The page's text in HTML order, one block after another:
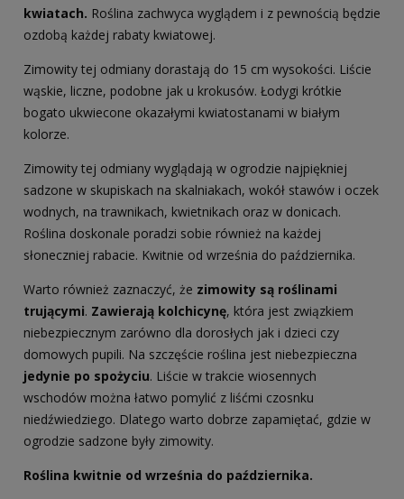
kwiatach. Roślina zachwyca wyglądem i z pewnością będzie
ozdobą każdej rabaty kwiatowej.
Zimowity tej odmiany dorastają do 15 cm wysokości. Liście
wąskie, liczne, podobne jak u krokusów. Łodygi krótkie
bogato ukwiecone okazałymi kwiatostanami w białym
kolorze.
Zimowity tej odmiany wyglądają w ogrodzie najpiękniej
sadzone w skupiskach na skalniakach, wokół stawów i oczek
wodnych, na trawnikach, kwietnikach oraz w donicach.
Roślina doskonale poradzi sobie również na każdej
słoneczniej rabacie. Kwitnie od września do października.
Warto również zaznaczyć, że zimowity są roślinami
trującymi. Zawierają kolchicynę, która jest związkiem
niebezpiecznym zarówno dla dorosłych jak i dzieci czy
domowych pupili. Na szczęście roślina jest niebezpieczna
jedynie po spożyciu. Liście w trakcie wiosennych
wschodów można łatwo pomylić z liśćmi czosnku
niedźwiedziego. Dlatego warto dobrze zapamiętać, gdzie w
ogrodzie sadzone były zimowity.
Roślina kwitnie od września do października.